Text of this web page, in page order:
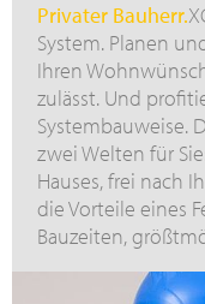
Privater Bauherr.
System. Planen
Ihren
zulässt. Und
Systembauweise.
zwei Welten für
Hauses, frei nach
die Vorteile eines
Bauzeiten,